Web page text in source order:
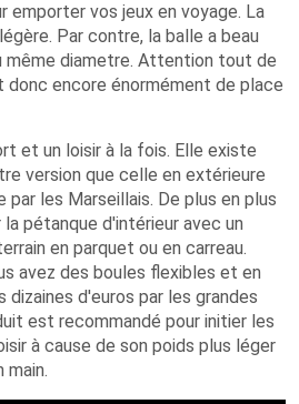
emporter vos jeux en voyage. La
Par contre, la balle a beau
diametre. Attention tout de
encore énormément de place
et un loisir à la fois. Elle existe
version que celle en extérieure
les Marseillais. De plus en plus
pétanque d'intérieur avec un
en parquet ou en carreau.
avez des boules flexibles et en
dizaines d'euros par les grandes
est recommandé pour initier les
à cause de son poids plus léger